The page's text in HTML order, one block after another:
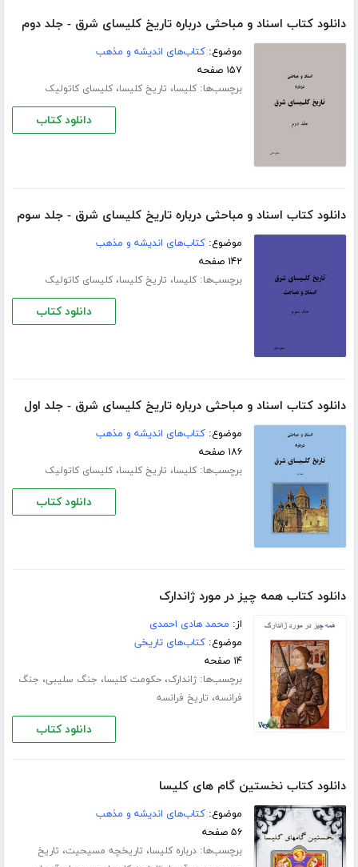
دانلود کتاب اسناد و مباحثی درباره تاریخ کلیسای شرق - جلد دوم
موضوع:کتاب‌های اندیشه و مذهب
۱۵۷ صفحه
برچسب‌ها:کلیسا، تاریخ کلیسا،کلیسای کاتولیک
دانلود کتاب
دانلود کتاب اسناد و مباحثی درباره تاریخ کلیسای شرق - جلد سوم
موضوع:کتاب‌های اندیشه و مذهب
۱۴۲ صفحه
برچسب‌ها:کلیسا، تاریخ کلیسا،کلیسای کاتولیک
دانلود کتاب
دانلود کتاب اسناد و مباحثی درباره تاریخ کلیسای شرق - جلد اول
موضوع:کتاب‌های اندیشه و مذهب
۱۸۶ صفحه
برچسب‌ها:کلیسا، تاریخ کلیسا،کلیسای کاتولیک
دانلود کتاب
دانلود کتاب همه چیز در مورد ژاندارک
از: محمد هادی احمدی
موضوع:کتاب‌های تاریخی
۱۴ صفحه
برچسب‌ها:ژاندارک،حکومت کلیسا، جنگ سلیبی، جنگ
فرانسه، تاریخ فرانسه
دانلود کتاب
دانلود کتاب نخستین گام های کلیسا
موضوع:کتاب‌های اندیشه و مذهب
۵۶ صفحه
برچسب‌ها:درباره کلیسا، تاریخچه مسیحیت، تاریخ